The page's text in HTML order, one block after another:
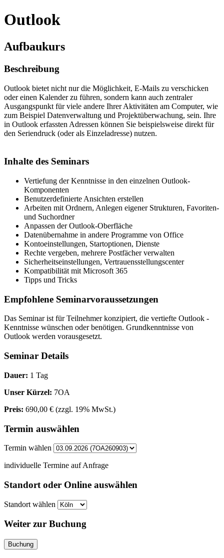
Outlook
Aufbaukurs
Beschreibung
Outlook bietet nicht nur die Möglichkeit, E-Mails zu verschicken
oder einen Kalender zu führen, sondern kann auch zentraler
Ausgangspunkt für viele andere Ihrer Aktivitäten am Computer, wie
zum Beispiel Datenverwaltung und Projektüberwachung, sein. Ihre
in Outlook erfassten Adressen können Sie beispielsweise direkt für
den Seriendruck (oder als Einzeladresse) nutzen.
Inhalte des Seminars
Vertiefung der Kenntnisse in den einzelnen Outlook-
Komponenten
Benutzerdefinierte Ansichten erstellen
Arbeiten mit Ordnern, Anlegen eigener Strukturen, Favoriten-
und Suchordner
Anpassen der Outlook-Oberfläche
Datenübernahme in andere Programme von Office
Kontoeinstellungen, Startoptionen, Dienste
Rechte vergeben, mehrere Postfächer verwalten
Sicherheitseinstellungen, Vertrauensstellungscenter
Kompatibilität mit Microsoft 365
Tipps und Tricks
Empfohlene Seminarvoraussetzungen
Das Seminar ist für Teilnehmer konzipiert, die vertiefte Outlook -
Kenntnisse wünschen oder benötigen. Grundkenntnisse von
Outlook werden vorausgesetzt.
Seminar Details
Dauer: 1 Tag
Unser Kürzel: 7OA
Preis: 690,00 € (zzgl. 19% MwSt.)
Termin auswählen
Termin wählen
individuelle Termine auf Anfrage
Standort oder Online auswählen
Standort wählen
Weiter zur Buchung
Buchung